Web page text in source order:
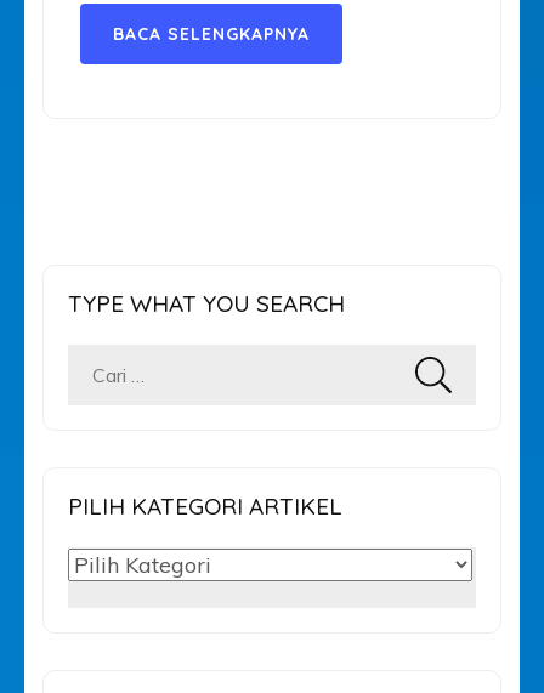
BACA SELENGKAPNYA
TYPE WHAT YOU SEARCH
Cari
PILIH KATEGORI ARTIKEL
PILIH